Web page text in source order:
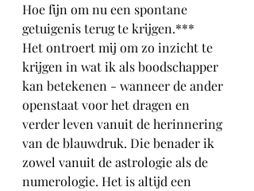
Hoe fijn om nu een spontane
getuigenis terug te krijgen.***
Het ontroert mij om zo inzicht te
krijgen in wat ik als boodschapper
kan betekenen - wanneer de ander
openstaat voor het dragen en
verder leven vanuit de herinnering
van de blauwdruk. Die benader ik
zowel vanuit de astrologie als de
numerologie. Het is altijd een